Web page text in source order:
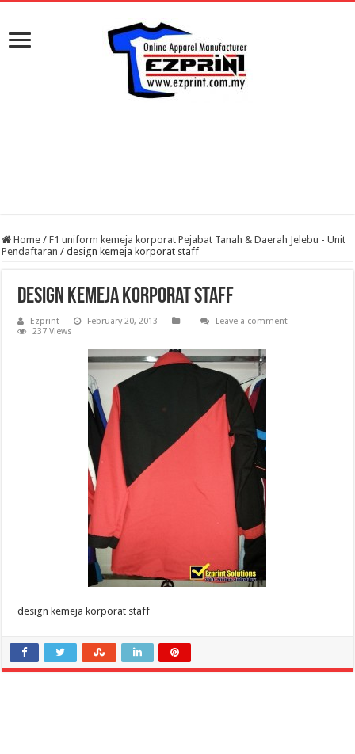
Home / F1 uniform kemeja korporat Pejabat Tanah & Daerah Jelebu - Unit
Pendaftaran / design kemeja korporat staff
design kemeja korporat staff
Ezprint February 20, 2013
Leave a comment
237 Views
design kemeja korporat staff